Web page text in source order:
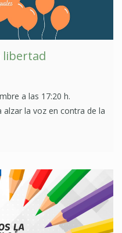
libertad
a las 17:20 h.
la voz en contra de la